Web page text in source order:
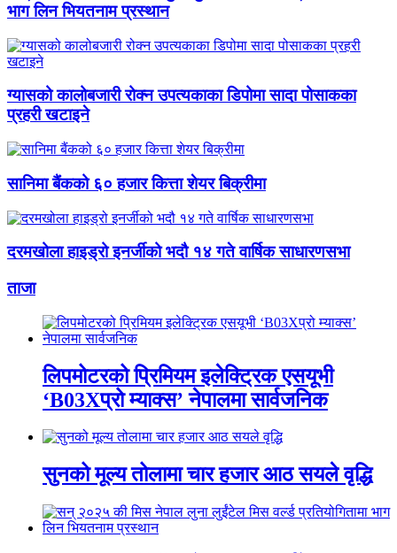
भाग लिन भियतनाम प्रस्थान
ग्यासको कालोबजारी रोक्न उपत्यकाका डिपोमा सादा पोसाकका
प्रहरी खटाइने
सानिमा बैंकको ६० हजार कित्ता शेयर बिक्रीमा
दरमखोला हाइड्रो इनर्जीको भदौ १४ गते वार्षिक साधारणसभा
ताजा
लिपमोटरको प्रिमियम इलेक्ट्रिक एसयूभी
‘B03Xप्रो म्याक्स’ नेपालमा सार्वजनिक
सुनको मूल्य तोलामा चार हजार आठ सयले वृद्धि